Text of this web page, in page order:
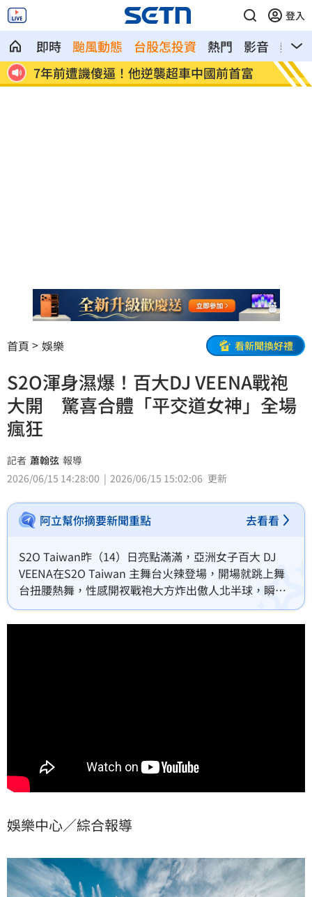
登入
即時 颱風動態 台股怎投資 熱門 影音
熱搜
女兒一句話 兩老退休生活全變調
記憶
襲
首頁 娛樂 看新聞換好禮
S2O渾身濕爆！百大DJ VEENA戰袍
大開 驚喜合體「平交道女神」全場
瘋狂
記者 蕭翰弦 報導
2026/06/15 14:28:00
2026/06/15 15:02:06 更新
阿立幫你摘要新聞重點 去看看
S2O Taiwan昨（14）日亮點滿滿，亞洲女子百大 DJ
VEENA在S2O Taiwan 主舞台火辣登場，開場就跳上舞
台扭腰熱舞，性感開衩戰袍大方炸出傲人北半球，瞬間
電翻午後樂迷。她拿起麥克風大喊：「準備好迎接夏天
了嗎？（Are you ready for summer？）」隨即放送
娛樂中心／綜合報導